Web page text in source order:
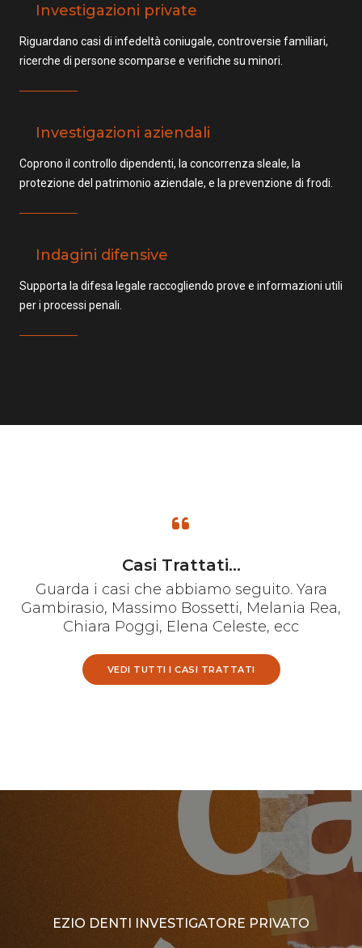
Investigazioni private
Riguardano casi di infedeltà coniugale, controversie familiari,
ricerche di persone scomparse e verifiche su minori.
Investigazioni aziendali
Coprono il controllo dipendenti, la concorrenza sleale, la
protezione del patrimonio aziendale, e la prevenzione di frodi.
Indagini difensive
Supporta la difesa legale raccogliendo prove e informazioni utili
per i processi penali.
Casi Trattati...
Guarda i casi che abbiamo seguito. Yara
Gambirasio, Massimo Bossetti, Melania Rea,
Chiara Poggi, Elena Celeste, ecc
VEDI TUTTI I CASI TRATTATI
EZIO DENTI INVESTIGATORE PRIVATO